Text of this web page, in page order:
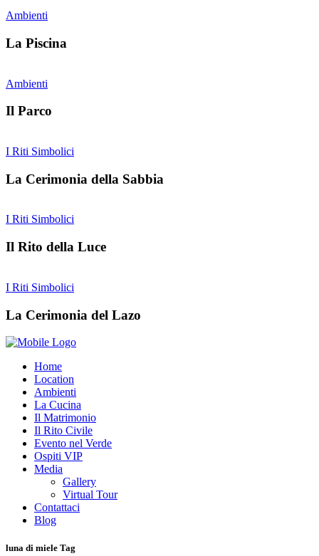
Ambienti
La Piscina
Ambienti
Il Parco
I Riti Simbolici
La Cerimonia della Sabbia
I Riti Simbolici
Il Rito della Luce
I Riti Simbolici
La Cerimonia del Lazo
Home
Location
Ambienti
La Cucina
Il Matrimonio
Il Rito Civile
Evento nel Verde
Ospiti VIP
Media
Gallery
Virtual Tour
Contattaci
Blog
luna di miele Tag